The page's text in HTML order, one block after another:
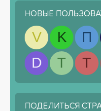
НОВЫЕ
V K П
D
T T
ПОДЕЛИТЬСЯ